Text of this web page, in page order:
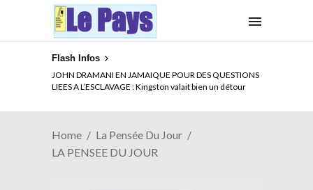
Flash Infos
JOHN DRAMANI EN JAMAIQUE POUR DES QUESTIONS
LIEES A L’ESCLAVAGE : Kingston valait bien un détour
Home
La Pensée Du Jour
LA PENSEE DU JOUR